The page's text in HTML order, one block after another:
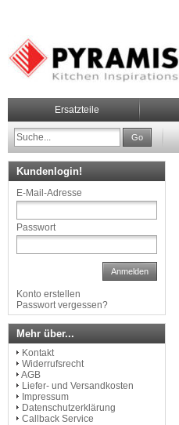
Ersatzteile
Go
Kundenlogin!
E-Mail-Adresse
Passwort
Anmelden
Konto erstellen
Passwort vergessen?
Mehr über...
Kontakt
Widerrufsrecht
AGB
Liefer- und Versandkosten
Impressum
Datenschutzerklärung
Callback Service